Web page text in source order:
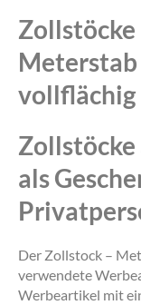
Zollstöcke
vollflächig
als
Der Zollstock –
verwendete
Werbeartikel mit